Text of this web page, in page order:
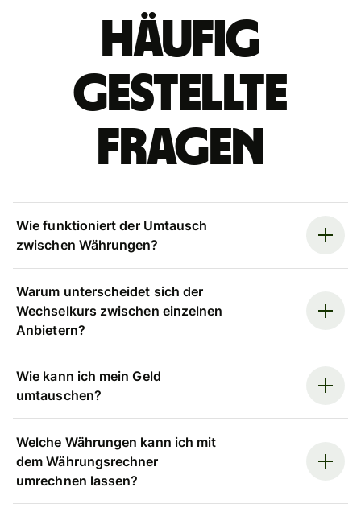
Häufig
gestellte
Fragen
Wie funktioniert der Umtausch
zwischen Währungen?
Warum unterscheidet sich der
Wechselkurs zwischen einzelnen
Anbietern?
Wie kann ich mein Geld
umtauschen?
Welche Währungen kann ich mit
dem Währungsrechner
umrechnen lassen?